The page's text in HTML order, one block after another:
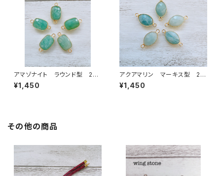
アマゾナイト ラウンド型 2カ
ン
¥1,450
アクアマリン マーキス型 2カ
ン
¥1,450
その他の商品